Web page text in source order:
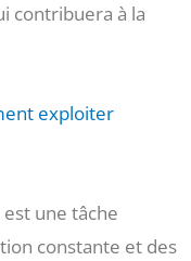
contribuera à la
exploiter
est une tâche
constante et des